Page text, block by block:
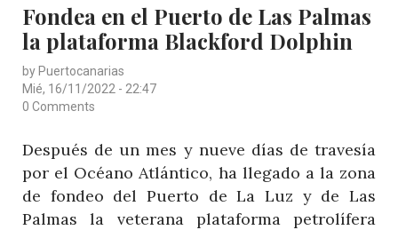
OCCIDENTAL
Y
PONEN
SU
AMÉRICA
Fondea en el Puerto de Las Palmas
la plataforma Blackford Dolphin
by Puertocanarias
Mié, 16/11/2022 - 22:47
0 Comments
Después de un mes y nueve días de travesía
por el Océano Atlántico, ha llegado a la zona
de fondeo del Puerto de La Luz y de Las
Palmas la veterana plataforma petrolífera